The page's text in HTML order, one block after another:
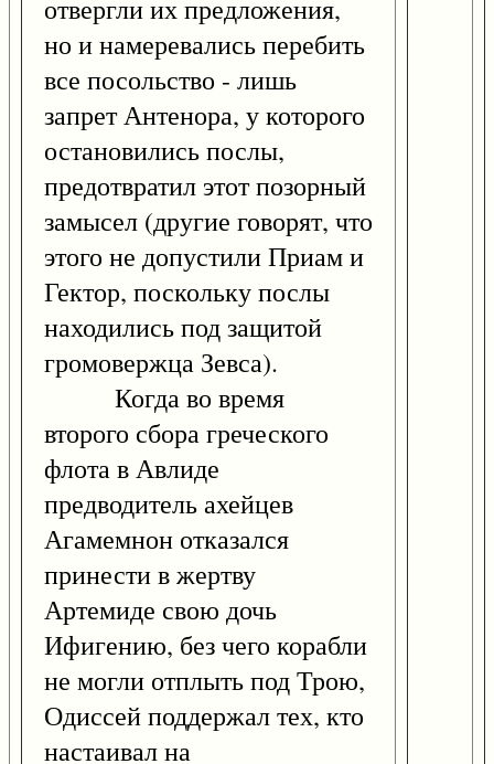
отвергли их предложения,
но и намеревались перебить
все посольство - лишь
запрет Антенора, у которого
остановились послы,
предотвратил этот позорный
замысел (другие говорят, что
этого не допустили Приам и
Гектор, поскольку послы
находились под защитой
громовержца Зевса).
Когда во время
второго сбора греческого
флота в Авлиде
предводитель ахейцев
Агамемнон отказался
принести в жертву
Артемиде свою дочь
Ифигению, без чего корабли
не могли отплыть под Трою,
Одиссей поддержал тех, кто
настаивал на